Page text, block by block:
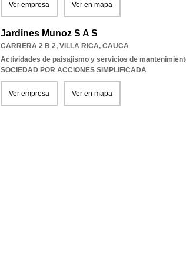
Ver empresa Ver en mapa
Jardines Munoz S A S
CARRERA 2 B 2, VILLA RICA, CAUCA
Actividades de paisajismo y servicios de
SOCIEDAD POR ACCIONES SIMPLIFICADA
Ver empresa Ver en mapa